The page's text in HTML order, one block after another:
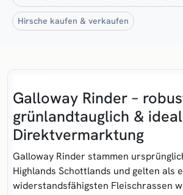
Hirsche kaufen & verkaufen
Galloway Rinder –
grünland­tauglich &
Direktvermarktung
Galloway Rinder stammen
Highlands Schottlands und gelten als
widerstandsfähigsten Fleisch­rassen